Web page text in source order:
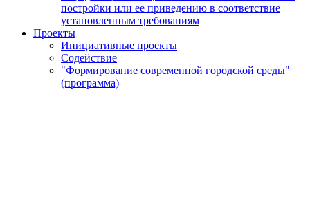
постройки или ее приведению в соответствие
установленным требованиям
Проекты
Инициативные проекты
Содействие
"Формирование современной городской среды"
(программа)